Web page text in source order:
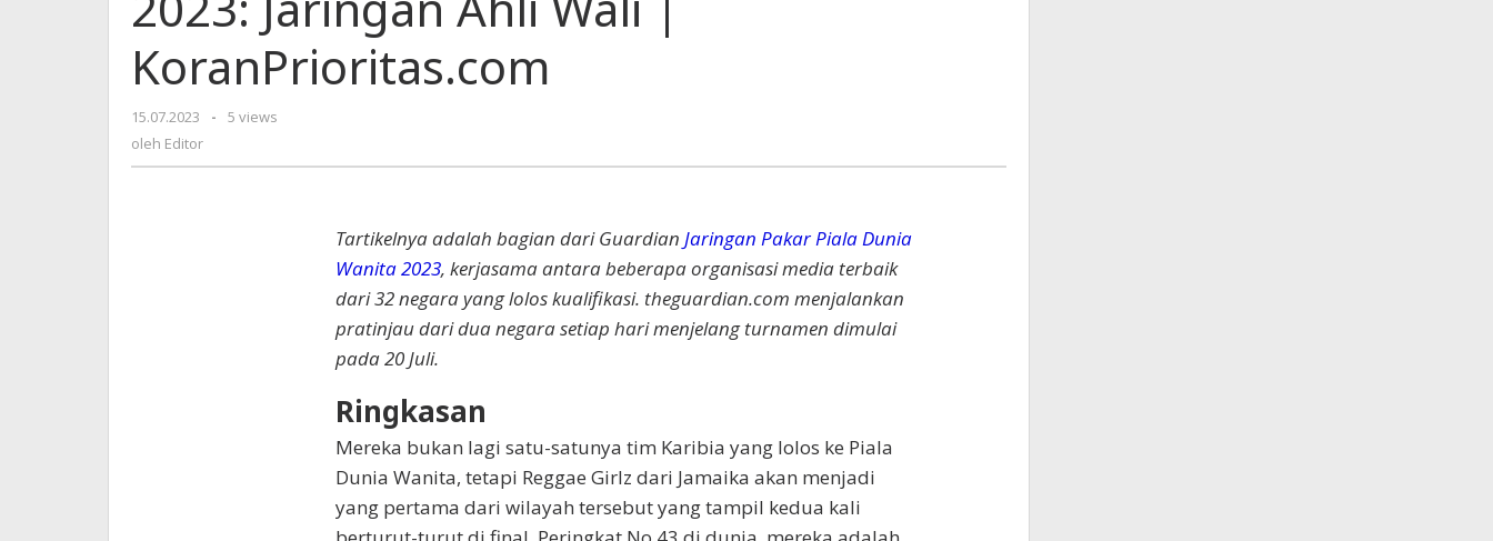
Jamaika
Piala
Dunia
Wanita
Jaringan
KoranPrioritas.com
KoranPrioritas.com
15.07.2023
oleh
-
5 views
oleh Editor
Tartikelnya adalah bagian dari Guardian Jaringan Pakar Piala Dunia
Wanita 2023, kerjasama antara beberapa organisasi media terbaik
dari 32 negara yang lolos kualifikasi. theguardian.com menjalankan
pratinjau dari dua negara setiap hari menjelang turnamen dimulai
pada 20 Juli.
Ringkasan
Mereka bukan lagi satu-satunya tim Karibia yang lolos ke Piala
Dunia Wanita, tetapi Reggae Girlz dari Jamaika akan menjadi
yang pertama dari wilayah tersebut yang tampil kedua kali